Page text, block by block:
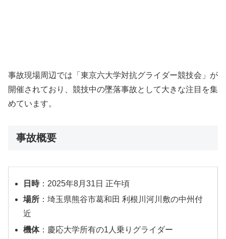
事故現場周辺では「東京六大学対抗グライダー競技会」が
開催されており、競技中の墜落事故として大きな注目を集
めています。
事故概要
日時：2025年8月31日 正午頃
場所 ：埼玉県熊谷市葛和田 利根川河川敷の中州付
近
機体：慶応大学所有の1人乗りグライダー